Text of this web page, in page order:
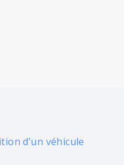
d’un véhicule